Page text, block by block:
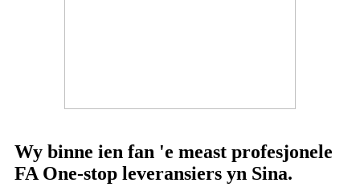
Wy binne ien fan 'e meast profesjonele
FA One-stop leveransiers yn Sina.